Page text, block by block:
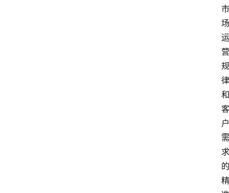
市
场
运
营
规
律
和
客
户
需
求
的
精